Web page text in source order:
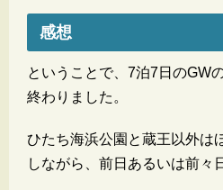
感想
ということで、7泊7日のGW
終わりました。
ひたち海浜公園と蔵王以外は
しながら、前日あるいは前々